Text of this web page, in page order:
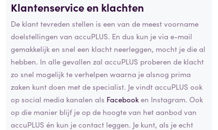
Klantenservice en klachten
De klant tevreden stellen is een van de meest voorname
doelstellingen van accuPLUS. En dus kun je via e-mail
gemakkelijk en snel een klacht neerleggen, mocht je die al
hebben. In alle gevallen zal accuPLUS proberen de klacht
zo snel mogelijk te verhelpen waarna je alsnog prima
zaken kunt doen met de specialist. Je vindt accuPLUS ook
op social media kanalen als Facebooken Instagram. Ook
op die manier blijf je op de hoogte van het aanbod van
accuPLUS én kun je contact leggen. Je kunt, als je echt